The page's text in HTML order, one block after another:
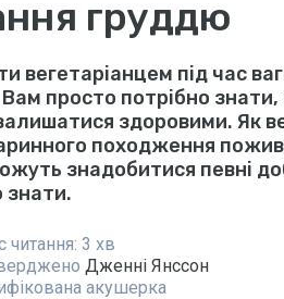
груддю
вегетаріанцем під час
просто потрібно
здоровими. Як
походження
знадобитися певні
знати.
читання: 3 хв
Дженні Янссон
акушерка